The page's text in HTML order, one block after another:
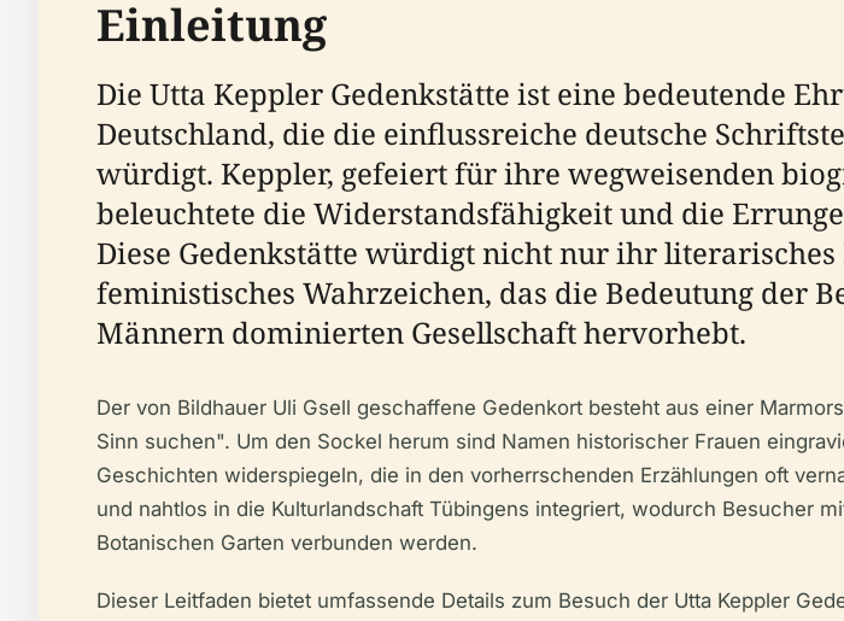
Einleitung
Die Utta Keppler Gedenkstätte ist eine bedeutende
Deutschland, die die einflussreiche deutsche
würdigt. Keppler, gefeiert für ihre wegweisenden
beleuchtete die Widerstandsfähigkeit und die
Diese Gedenkstätte würdigt nicht nur ihr
feministisches Wahrzeichen, das die Bedeutung der
Männern dominierten Gesellschaft hervorhebt.
Der von Bildhauer Uli Gsell geschaffene Gedenkort besteht aus einer
Sinn suchen". Um den Sockel herum sind Namen historischer Frauen
Geschichten widerspiegeln, die in den vorherrschenden Erzählungen oft
und nahtlos in die Kulturlandschaft Tübingens integriert, wodurch Besucher
Botanischen Garten verbunden werden.
Dieser Leitfaden bietet umfassende Details zum Besuch der Utta Keppler